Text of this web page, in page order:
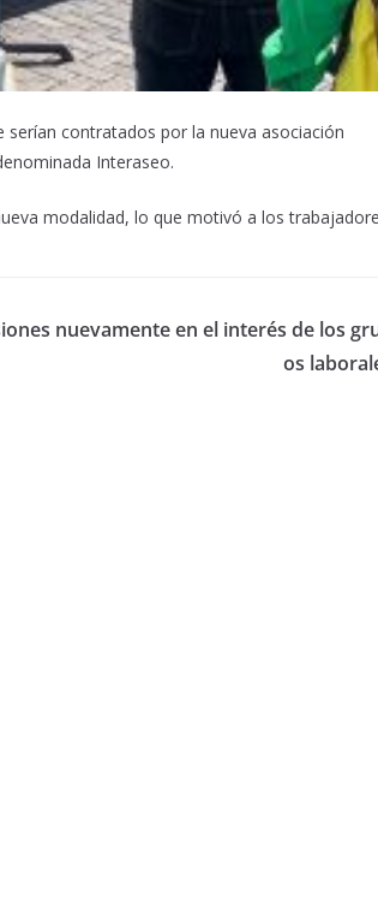
serían contratados por la nueva asociación
Interaseo.
modalidad, lo que motivó a los
nuevamente en el interés de los
os